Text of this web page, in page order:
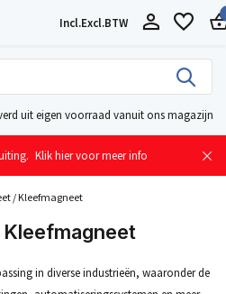
Incl.Excl.BTW
vanuit ons magazijn in Nederland
Klik hier voor meer info
/ Kleefmagneet
in diverse industrieën, waaronder de